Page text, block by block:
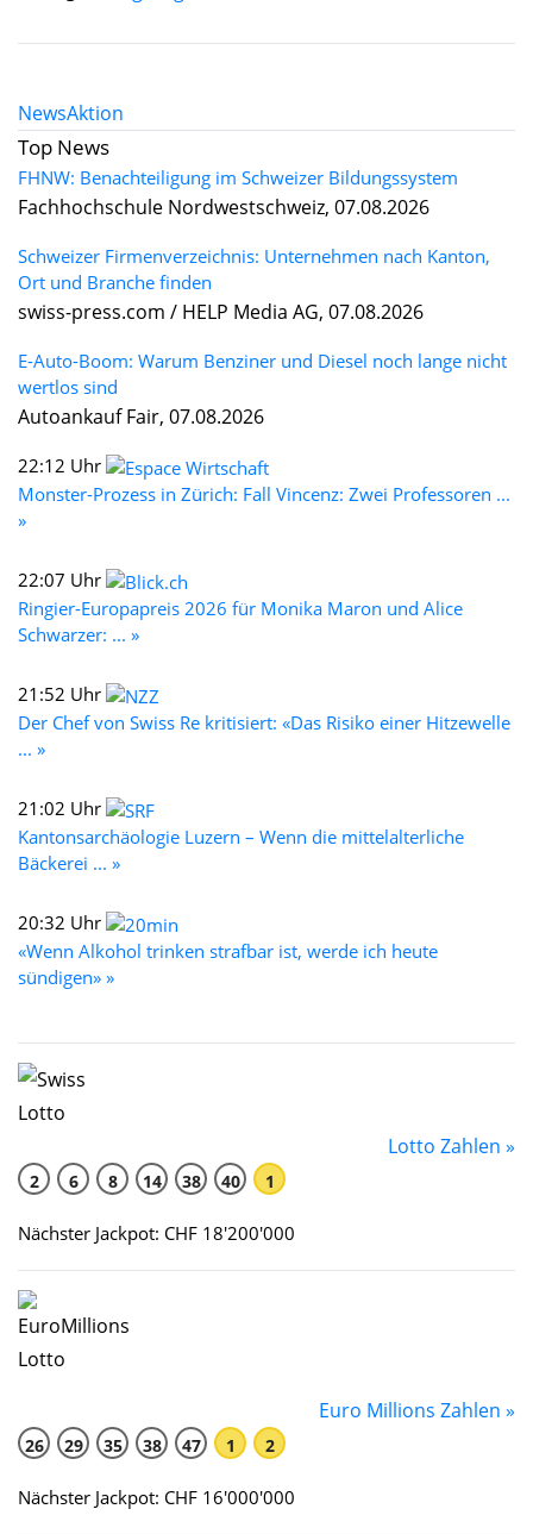
NewsAktion
Top News
FHNW: Benachteiligung im Schweizer Bildungssystem
Fachhochschule Nordwestschweiz, 07.08.2026
Schweizer Firmenverzeichnis: Unternehmen nach Kanton,
Ort und Branche finden
swiss-press.com / HELP Media AG, 07.08.2026
E-Auto-Boom: Warum Benziner und Diesel noch lange nicht
wertlos sind
Autoankauf Fair, 07.08.2026
22:12 Uhr
Monster-Prozess in Zürich: Fall Vincenz: Zwei Professoren ...
»
22:07 Uhr
Ringier-Europapreis 2026 für Monika Maron und Alice
Schwarzer: ... »
21:52 Uhr
Der Chef von Swiss Re kritisiert: «Das Risiko einer Hitzewelle
... »
21:02 Uhr
Kantonsarchäologie Luzern – Wenn die mittelalterliche
Bäckerei ... »
20:32 Uhr
«Wenn Alkohol trinken strafbar ist, werde ich heute
sündigen» »
Lotto Zahlen »
2 6 8 14 38 40 1
Nächster Jackpot: CHF 18'200'000
Euro Millions Zahlen »
26 29 35 38 47 1 2
Nächster Jackpot: CHF 16'000'000